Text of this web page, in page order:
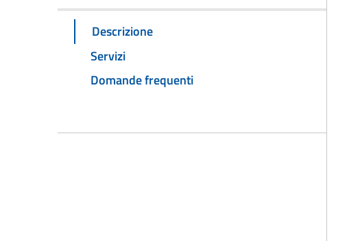
Descrizione
Servizi
Domande frequenti